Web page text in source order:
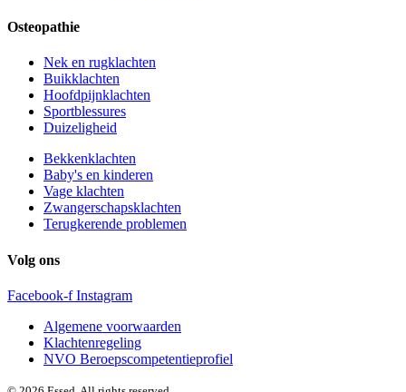
Osteopathie
Nek en rugklachten
Buikklachten
Hoofdpijnklachten
Sportblessures
Duizeligheid
Bekkenklachten
Baby's en kinderen
Vage klachten
Zwangerschapsklachten
Terugkerende problemen
Volg ons
Facebook-f Instagram
Algemene voorwaarden
Klachtenregeling
NVO Beroepscompetentieprofiel